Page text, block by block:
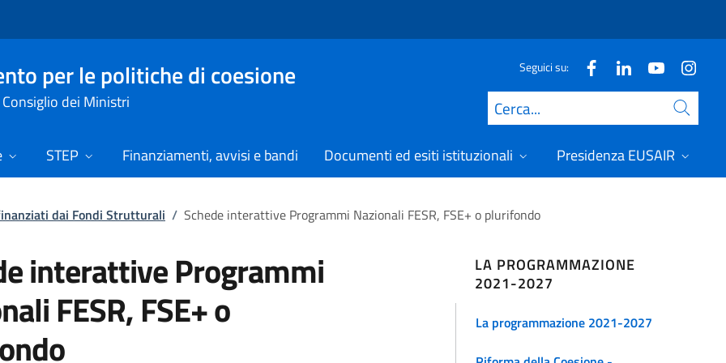
per le politiche di coesione
dei Ministri
Seguici su:
Cerca
STEP Finanziamenti, avvisi e bandi Documenti ed esiti istituzionali Presidenza EUSAIR
dai Fondi Strutturali / Schede interattive Programmi Nazionali FESR, FSE+ o plurifondo
interattive Programmi
FESR, FSE+ o
LA PROGRAMMAZIONE
2021-2027
La programmazione 2021-2027